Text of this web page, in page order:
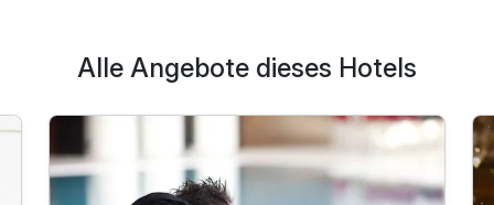
Alle Angebote dieses Hotels